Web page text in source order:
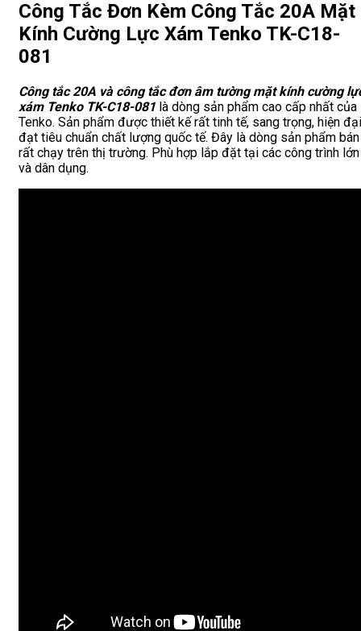
Công Tắc Đơn Kèm Công Tắc 20A Mặt
Kính Cường Lực Xám Tenko TK-C18-
081
Công tắc 20A và công tắc đơn âm tường mặt kính cường
xám Tenko TK-C18-081 là dòng sản phẩm cao cấp nhất của
Tenko. Sản phẩm được thiết kế rất tinh tế, sang trọng, hiện đại
đạt tiêu chuẩn chất lượng quốc tế. Đây là dòng sản phẩm bán
rất chạy trên thị trường. Phù hợp lắp đặt tại các công trình lớn
và dân dụng.